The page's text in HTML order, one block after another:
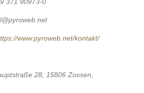
www.pyroweb.net/kontakt/
28, 15806 Zossen,